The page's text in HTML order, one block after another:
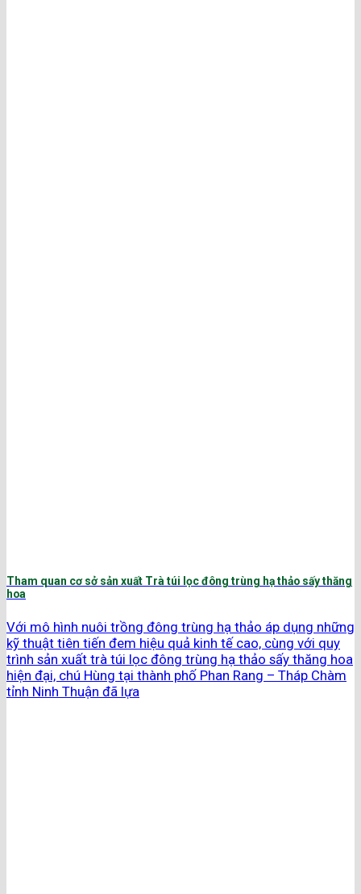
Tham quan cơ sở sản xuất Trà túi lọc đông trùng hạ thảo sấy thăng
hoa
Với mô hình nuôi trồng đông trùng hạ thảo áp dụng những
kỹ thuật tiên tiến đem hiệu quả kinh tế cao, cùng với quy
trình sản xuất trà túi lọc đông trùng hạ thảo sấy thăng hoa
hiện đại, chú Hùng tại thành phố Phan Rang – Tháp Chàm
tỉnh Ninh Thuận đã lựa